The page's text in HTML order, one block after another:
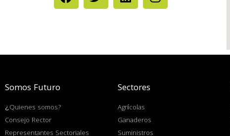
Somos Futuro
¿Quienes somos?
Consejo Rector
Representantes Sectoriales
Sectores
Agrícolas
Ganaderos
Suministros